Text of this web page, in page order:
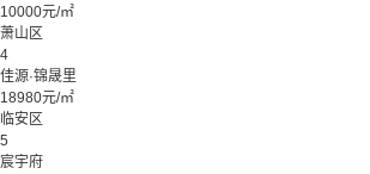
10000元/㎡
萧山区
4
佳源·锦晟里
18980元/㎡
临安区
5
宸宇府